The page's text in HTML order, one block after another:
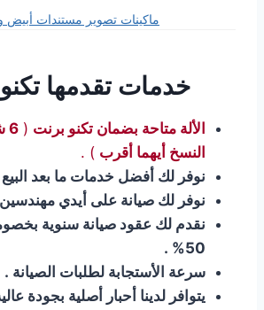
ماكينات تصوير مستندات أبيض
خدمات تقدمها
الألة متاحة بضمان تكنو برنت (
النسخ أيهما أقرب ) .
نوفر لك أفضل خدمات ما بعد
نوفر لك صيانة على أيدي
نقدم لك عقود صيانة سنوية
50% .
سرعة الأستجابة لطلبات الصيانة .
يتوافر لدينا أحبار أصلية بجودة